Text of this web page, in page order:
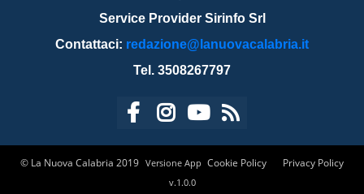
Service Provider Sirinfo Srl
Contattaci: redazione@lanuovacalabria.it
Tel. 3508267797
© La Nuova Calabria 2019 Cookie Policy Privacy Policy
Versione App
v.1.0.0